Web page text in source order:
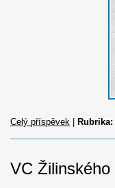
Celý příspěvek Rubrika:
VC